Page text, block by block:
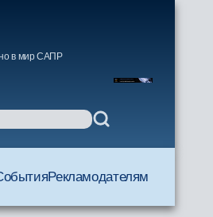
в мир САПР
Рекламодателям